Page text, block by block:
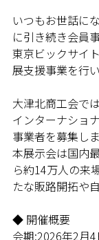
いつもお世話に
に引き続き会員
東京ビックサイ
展支援事業を行い
大津北商工会で
インターナショ
事業者を募集しま
本展示会は国内
ら約14万人の来
たな販路開拓や
◆ 開催概要
会期:2026年2月